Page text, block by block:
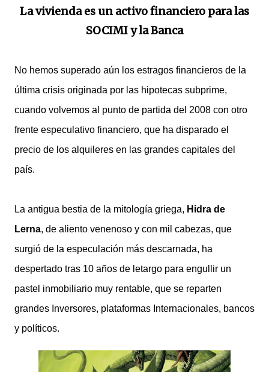
La vivienda es un activo financiero para las
SOCIMI y la Banca
No hemos superado aún los estragos financieros de la
última crisis originada por las hipotecas subprime,
cuando volvemos al punto de partida del 2008 con otro
frente especulativo financiero, que ha disparado el
precio de los alquileres en las grandes capitales del
país.
La antigua bestia de la mitología griega, Hidra de
Lerna, de aliento venenoso y con mil cabezas, que
surgió de la especulación más descarnada, ha
despertado tras 10 años de letargo para engullir un
pastel inmobiliario muy rentable, que se reparten
grandes Inversores, plataformas Internacionales, bancos
y políticos.